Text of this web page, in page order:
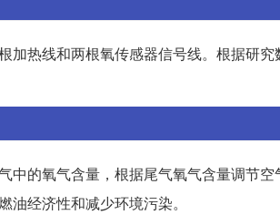
加热线和两根氧传感器信号线。根据研
中的氧气含量，根据尾气氧气含量调节
经济性和减少环境污染。